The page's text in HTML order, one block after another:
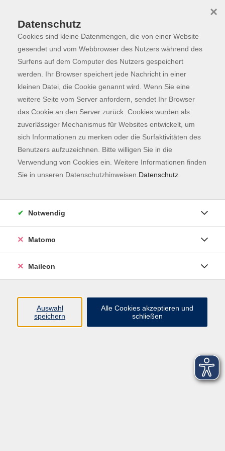
Skip to main content
Programm
Der Kurs konnte nicht gefunden werden.
Kontaktformular
Impressum
AGB
Datenschutzerklärung
Datenschutz
Cookies sind kleine Datenmengen, die von einer Website
gesendet und vom Webbrowser des Nutzers während des
Surfens auf dem Computer des Nutzers gespeichert
werden. Ihr Browser speichert jede Nachricht in einer
kleinen Datei, die Cookie genannt wird. Wenn Sie eine
weitere Seite vom Server anfordern, sendet Ihr Browser
das Cookie an den Server zurück. Cookies wurden als
zuverlässiger Mechanismus für Websites entwickelt, um
sich Informationen zu merken oder die Surfaktivitäten des
Benutzers aufzuzeichnen. Bitte willigen Sie in die
Verwendung von Cookies ein. Weitere Informationen finden
Sie in unseren Datenschutzhinweisen. Datenschutz
×
Notwendig
Matomo
Maileon
Auswahl
speichern
Alle Cookies akzeptieren und
schließen